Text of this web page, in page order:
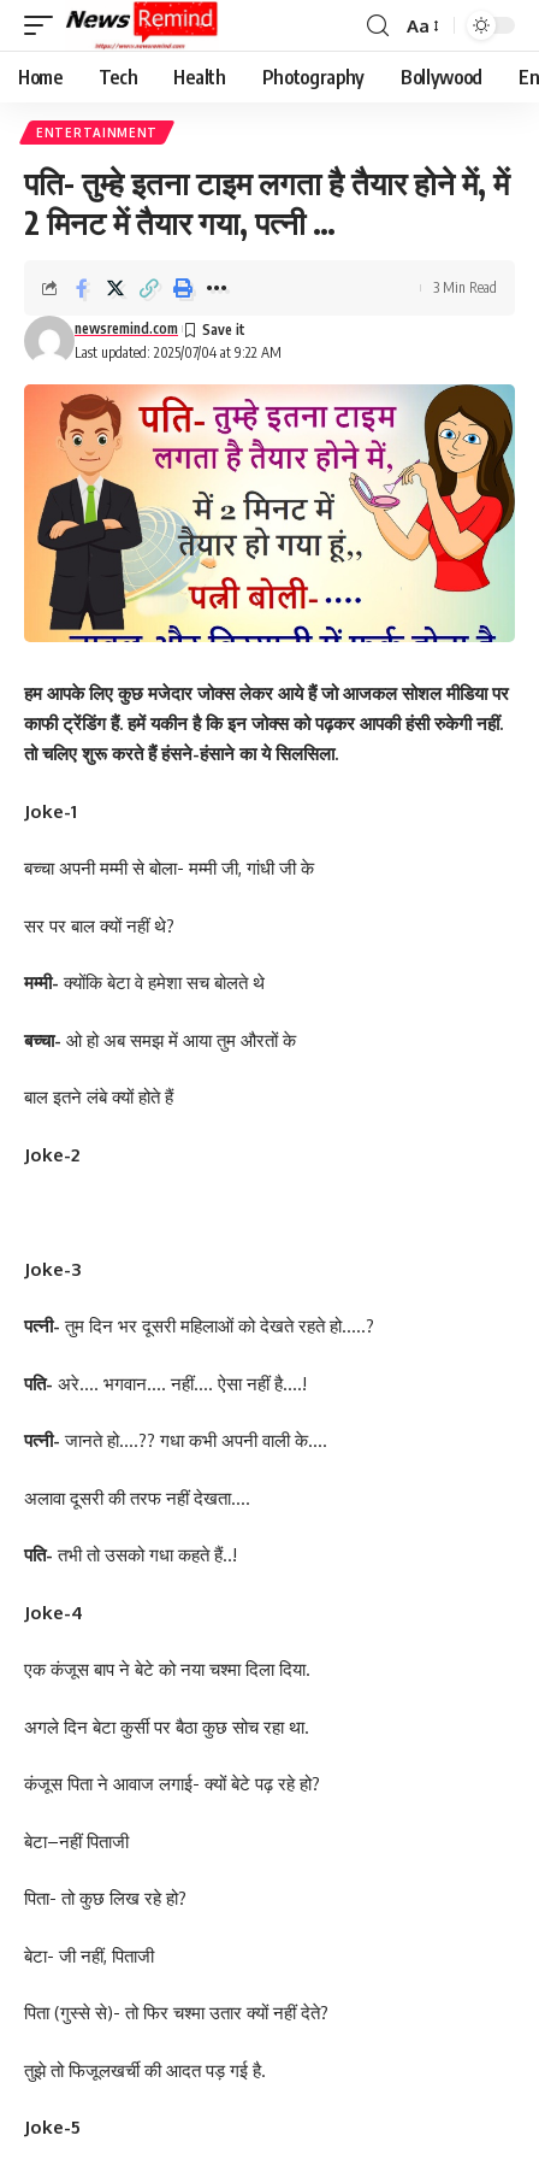
Font
Resizer
Aa
Home Tech Health Photography Bollywood
ENTERTAINMENT
पति- तुम्हे इतना टाइम लगता है तैयार होने में, में
2 मिनट में तैयार गया, पत्नी …
Last updated: 2025/07/04 at 9:22 AM
newsremind.com
3 Min Read
हम आपके लिए कुछ मजेदार जोक्स लेकर आये हैं जो आजकल सोशल मीडिया पर
काफी ट्रेंडिंग हैं. हमें यकीन है कि इन जोक्स को पढ़कर आपकी हंसी रुकेगी नहीं.
तो चलिए शुरू करते हैं हंसने-हंसाने का ये सिलसिला.
Joke-1
बच्चा अपनी मम्मी से बोला- मम्मी जी, गांधी जी के
सर पर बाल क्यों नहीं थे?
मम्मी- क्योंकि बेटा वे हमेशा सच बोलते थे
बच्चा- ओ हो अब समझ में आया तुम औरतों के
बाल इतने लंबे क्यों होते हैं
Joke-2
Joke-3
पत्नी- तुम दिन भर दूसरी महिलाओं को देखते रहते हो…..?
पति- अरे…. भगवान…. नहीं…. ऐसा नहीं है….!
पत्नी- जानते हो….?? गधा कभी अपनी वाली के….
अलावा दूसरी की तरफ नहीं देखता….
पति- तभी तो उसको गधा कहते हैं..!
Joke-4
एक कंजूस बाप ने बेटे को नया चश्मा दिला दिया.
अगले दिन बेटा कुर्सी पर बैठा कुछ सोच रहा था.
कंजूस पिता ने आवाज लगाई- क्यों बेटे पढ़ रहे हो?
बेटा–नहीं पिताजी
पिता- तो कुछ लिख रहे हो?
बेटा- जी नहीं, पिताजी
पिता (गुस्से से)- तो फिर चश्मा उतार क्यों नहीं देते?
तुझे तो फिजूलखर्ची की आदत पड़ गई है.
Joke-5